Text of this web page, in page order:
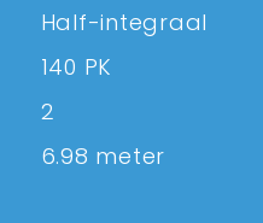
Half-integraal
140 PK
2
6.98 meter